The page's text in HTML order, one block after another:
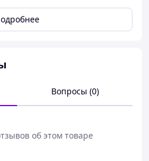
помощником для
и всех, кто ценит
движений во время записи.
и использования в
Вопросы (0)
об этом товаре